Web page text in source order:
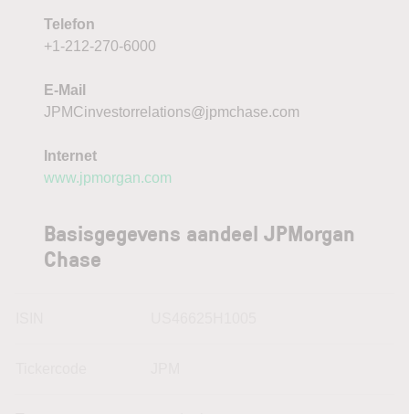
Telefon
+1-212-270-6000
E-Mail
JPMCinvestorrelations@jpmchase.com
Internet
www.jpmorgan.com
Basisgegevens aandeel JPMorgan
Chase